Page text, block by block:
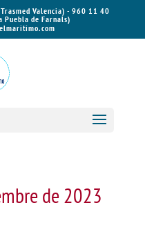
Valencia) - 960 11 40
de Farnals)
de 2023